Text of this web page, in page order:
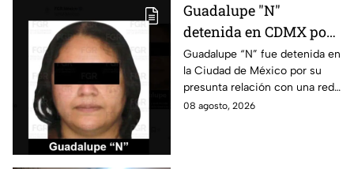
Guadalupe "N"
detenida en CDMX por
presunta relación con
red de contrabando de
hidrocarburos
Guadalupe “N” fue detenida en
la Ciudad de México por su
presunta relación con una red
de contrabando de
08 agosto, 2026